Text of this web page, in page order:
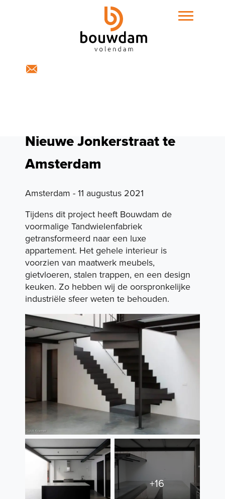
Projecten
Expertises
Portfolio
Duurzaamheid
Over ons
Vacatures
Contact
Nieuwe Jonkerstraat te
Amsterdam
Amsterdam - 11 augustus 2021
Tijdens dit project heeft Bouwdam de
voormalige Tandwielenfabriek
getransformeerd naar een luxe
appartement. Het gehele interieur is
voorzien van maatwerk meubels,
gietvloeren, stalen trappen, en een design
keuken. Zo hebben wij de oorspronkelijke
industriële sfeer weten te behouden.
+16